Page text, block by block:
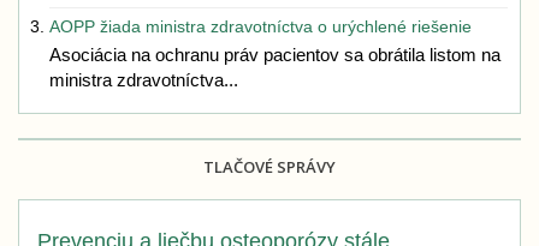
AOPP žiada ministra zdravotníctva o urýchlené riešenie
Asociácia na ochranu práv pacientov sa obrátila listom na
ministra zdravotníctva...
TLAČOVÉ SPRÁVY
Prevenciu a liečbu osteoporózy stále